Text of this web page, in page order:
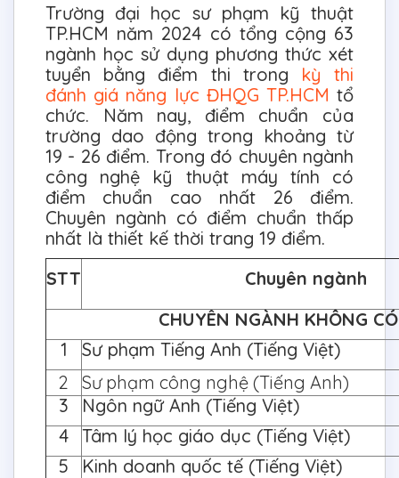
Trường đại học sư phạm kỹ thuật
TP.HCM năm 2024 có tổng cộng 63
ngành học sử dụng phương thức xét
tuyển bằng điểm thi trong kỳ thi
đánh giá năng lực ĐHQG TP.HCM tổ
chức. Năm nay, điểm chuẩn của
trường dao động trong khoảng từ
19 - 26 điểm. Trong đó chuyên ngành
công nghệ kỹ thuật máy tính có
điểm chuẩn cao nhất 26 điểm.
Chuyên ngành có điểm chuẩn thấp
nhất là thiết kế thời trang 19 điểm.
STT
Chuyên ngành
CHUYÊN NGÀNH KHÔNG
1
Sư phạm Tiếng Anh (Tiếng Việt)
2
Sư phạm công nghệ (Tiếng Anh)
3
Ngôn ngữ Anh (Tiếng Việt)
4 Tâm lý học giáo dục (Tiếng Việt)
5
Kinh doanh quốc tế (Tiếng Việt)